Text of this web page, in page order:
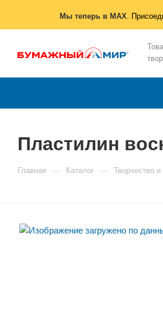
Мы теперь в MAX.
Пластилин
Главная — Каталог — Творчество и